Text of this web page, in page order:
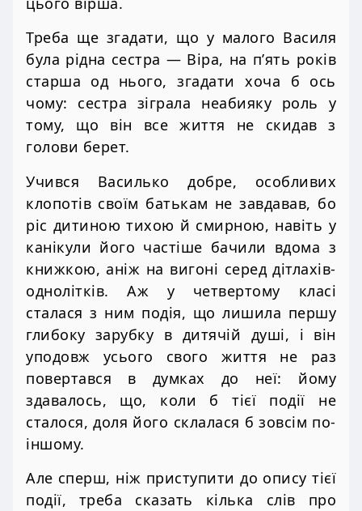
Треба ще згадати, що у малого Василя
була рідна сестра — Віра, на п’ять років
старша од нього, згадати хоча б ось
чому: сестра зіграла неабияку роль у
тому, що він все життя не скидав з
голови берет.
Учився Василько добре, особливих
клопотів своїм батькам не завдавав, бо
ріс дитиною тихою й смирною, навіть у
канікули його частіше бачили вдома з
книжкою, аніж на вигоні серед дітлахів-
однолітків. Аж у четвертому класі
сталася з ним подія, що лишила першу
глибоку зарубку в дитячій душі, і він
уподовж усього свого життя не раз
повертався в думках до неї: йому
здавалось, що, коли б тієї події не
сталося, доля його склалася б зовсім по-
іншому.
Але сперш, ніж приступити до опису тієї
події, треба сказать кілька слів про